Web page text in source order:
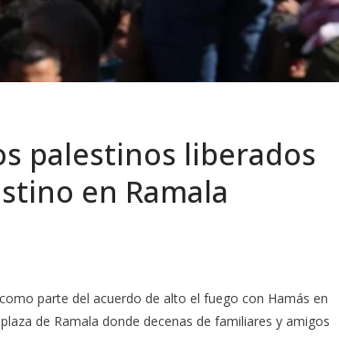
palestinos liberados
en Ramala
parte del acuerdo de alto el fuego con Hamás en
de Ramala donde decenas de familiares y amigos